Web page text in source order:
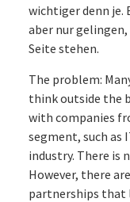
wichtiger denn je.
aber nur
Seite stehen.
The problem:
think outside the
with companies
segment, such as
industry. There is
However, there
partnerships that